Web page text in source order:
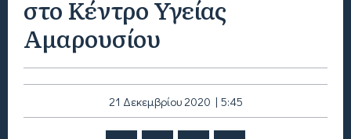
στο Κέντρο Υγείας
Αμαρουσίου
21 Δεκεμβρίου 2020 | 5:45